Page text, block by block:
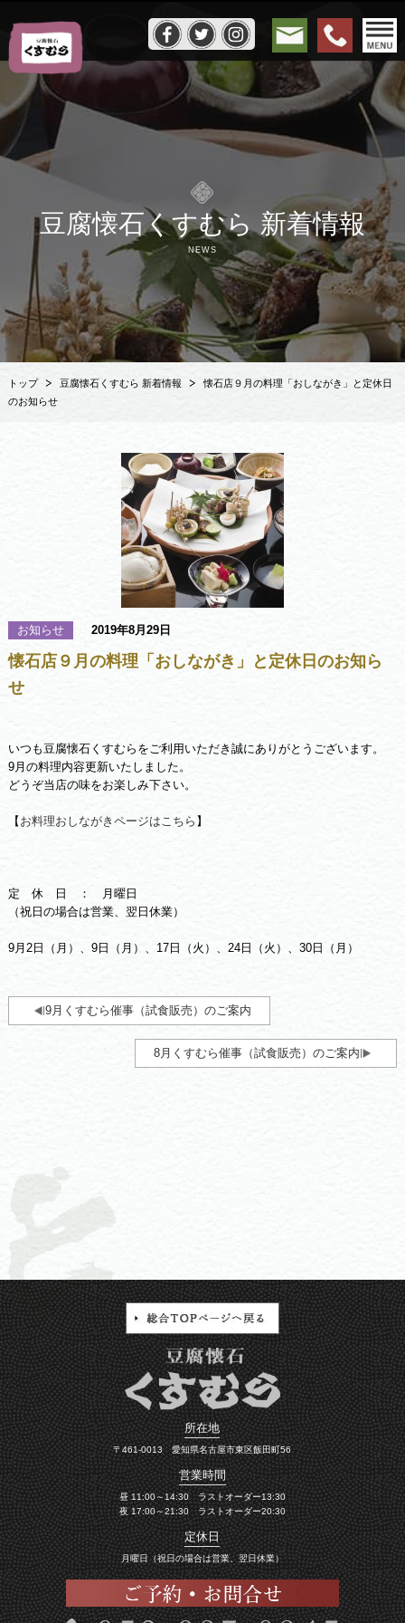
豆腐懐石くすむら 新着情報
NEWS
トップ 豆腐懐石くすむら 新着情報
懐石店９月の料理「おしながき」と定休日
のお知らせ
お知らせ 2019年8月29日
懐石店９月の料理「おしながき」と定休日のお知ら
せ
いつも豆腐懐石くすむらをご利用いただき誠にありがとうございます。
9月の料理内容更新いたしました。
どうぞ当店の味をお楽しみ下さい。
【 お料理おしながきページはこちら 】
定 休 日 ： 月曜日
（祝日の場合は営業、翌日休業）
9月2日（月）、9日（月）、17日（火）、24日（火）、30日（月）
9月くすむら催事（試食販売）のご案内
8月くすむら催事（試食販売）のご案内
所在地
〒461-0013 愛知県名古屋市東区飯田町56
営業時間
昼 11:00～14:30 ラストオーダー13:30
夜 17:00～21:30 ラストオーダー20:30
定休日
月曜日（祝日の場合は営業、翌日休業）